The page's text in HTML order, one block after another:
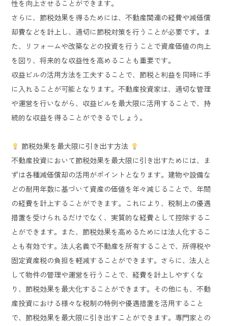
性を向上させることができます。
さらに、節税効果を得るためには、不動産関連の経費や減価償
却費などを計上し、適切に節税対策を行うことが必要です。ま
た、リフォームや改築などの投資を行うことで資産価値の向上
を図り、将来的な収益性を高めることも重要です。
収益ビルの活用方法を工夫することで、節税と利益を同時に手
に入れることが可能となります。不動産投資家は、適切な管理
や運営を行いながら、収益ビルを最大限に活用することで、持
続的な収益を得ることができるでしょう。
節税効果を最大限に引き出す方法
不動産投資において節税効果を最大限に引き出すためには、ま
ずは各種減価償却の活用がポイントとなります。建物や設備な
どの耐用年数に基づいて資産の価値を年々減じることで、年間
の経費を計上することができます。これにより、税制上の優遇
措置を受けられるだけでなく、実質的な経費として控除するこ
とができます。また、節税効果を高めるためには法人化するこ
とも有効です。法人名義で不動産を所有することで、所得税や
固定資産税の負担を軽減することができます。さらに、法人と
して物件の管理や運営を行うことで、経費を計上しやすくな
り、節税効果を最大化することができます。その他にも、不動
産投資における様々な税制の特例や優遇措置を活用すること
で、節税効果を最大限に引き出すことができます。専門家との